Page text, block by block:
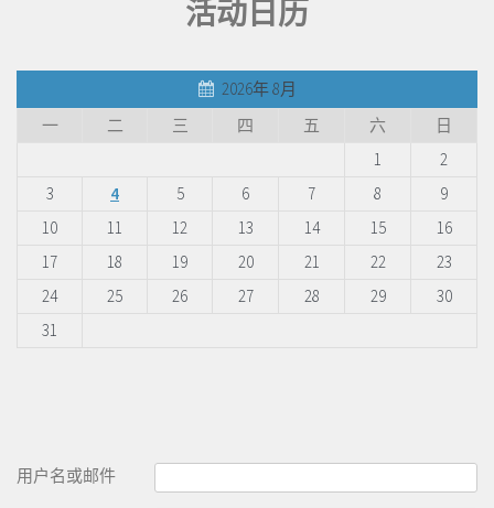
活动日历
2026年 8月
一
二 三 四 五 六
日
1
2
3
4 5 6 7 8
9
10
11 12 13 14 15
16
17
18 19 20 21 22
23
24
25 26 27 28 29
30
31
用户名或邮件